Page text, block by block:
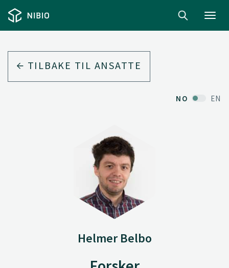
TILBAKE TIL ANSATTE
NO EN
Helmer Belbo